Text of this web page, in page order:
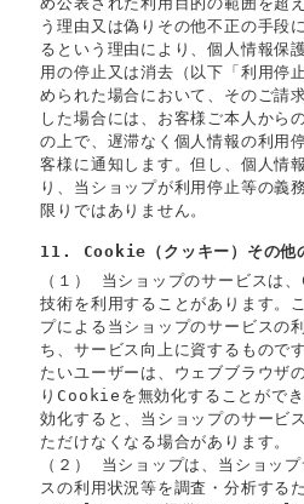
う理由又は偽りその他不正の手段
るという理由により、個人情報保
用の停止又は消去（以下「利用停
められた場合において、そのご請
した場合には、お客様ご本人から
の上で、遅滞なく個人情報の利用
客様に通知します。但し、個人情
り、当ショップが利用停止等の義
限りではありません。
11. Cookie（クッキー）その他
（１） 当ショップのサービスは
技術を利用することがあります。
プによる当ショップのサービスの
ち、サービス向上に資するもの
たいユーザーは、ウェブブラウザ
りCookieを無効化することがで
効化すると、当ショップのサービ
ただけなくなる場合があります。
（２） 当ショップは、当ショッ
スの利用状況等を調査・分析する